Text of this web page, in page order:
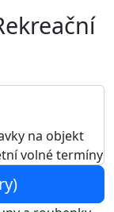
na objekt
volné termíny